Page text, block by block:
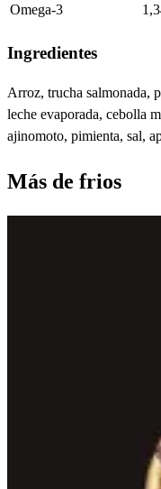
Omega-3
Ingredientes
Arroz, trucha salmonada,
leche evaporada, cebolla
ajinomoto, pimienta, sal,
Más de frios